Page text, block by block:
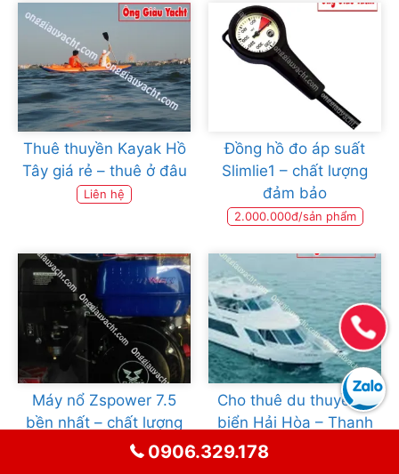
Thuê thuyền Kayak Hồ
Tây giá rẻ – thuê ở đâu
Liên hệ
Đồng hồ đo áp suất
Slimlie1 – chất lượng
đảm bảo
2.000.000đ/sản phẩm
Máy nổ Zspower 7.5
bền nhất – chất lượng
Cho thuê du thuyền ở
biển Hải Hòa – Thanh
0906.329.178